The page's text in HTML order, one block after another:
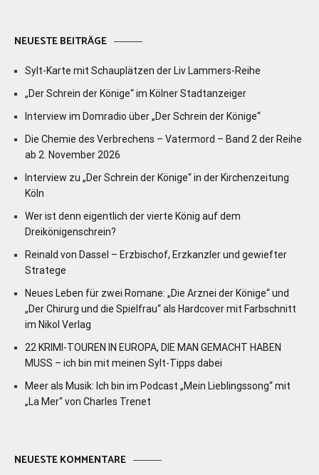
NEUESTE BEITRÄGE
Sylt-Karte mit Schauplätzen der Liv Lammers-Reihe
„Der Schrein der Könige“ im Kölner Stadtanzeiger
Interview im Domradio über „Der Schrein der Könige“
Die Chemie des Verbrechens – Vatermord – Band 2 der Reihe
ab 2. November 2026
Interview zu „Der Schrein der Könige“ in der Kirchenzeitung
Köln
Wer ist denn eigentlich der vierte König auf dem
Dreikönigenschrein?
Reinald von Dassel – Erzbischof, Erzkanzler und gewiefter
Stratege
Neues Leben für zwei Romane: „Die Arznei der Könige“ und
„Der Chirurg und die Spielfrau“ als Hardcover mit Farbschnitt
im Nikol Verlag
22 KRIMI-TOUREN IN EUROPA, DIE MAN GEMACHT HABEN
MUSS – ich bin mit meinen Sylt-Tipps dabei
Meer als Musik: Ich bin im Podcast „Mein Lieblingssong“ mit
„La Mer“ von Charles Trenet
NEUESTE KOMMENTARE